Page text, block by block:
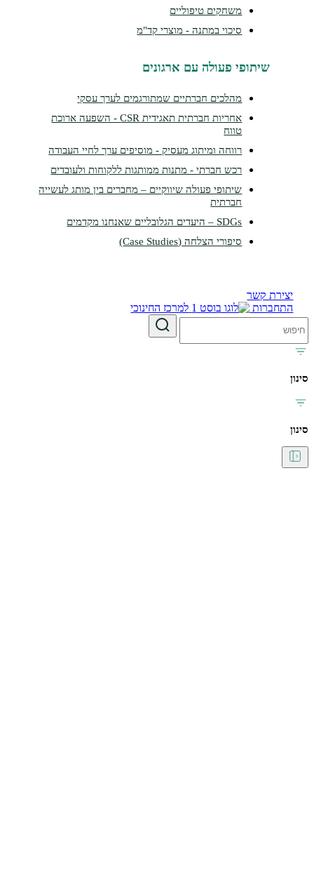
משחקים טיפוליים
סיכוי במתנה - מוצרי קד"מ
שיתופי פעולה עם ארגונים
מהלכים חברתיים שמתורגמים לערך עסקי
אחריות חברתית תאגידית CSR - השפעה ארוכת
רווחה ומיתוג מעסיק - מוסיפים ערך לחיי העבודה
רכש חברתי - מתנות ממותגות ללקוחות ולעובדים
שיתופי פעולה שיווקיים – מחברים בין מותג לעשייה
חברתית
SDGs – היעדים הגלובליים שאנחנו מקדמים
סיפורי הצלחה (Case Studies)
קשר
למרכז החינוכי